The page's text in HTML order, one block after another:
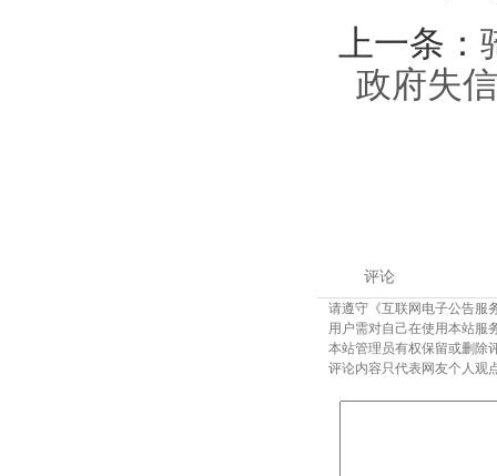
上一条：
政府失信
评论
请遵守《互联网电子公告服
用户需对自己在使用本站服
本站管理员有权保留或删除
评论内容只代表网友个人观